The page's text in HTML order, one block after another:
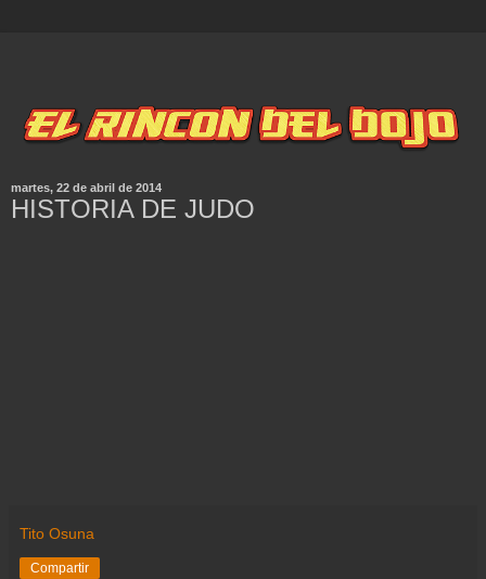
martes, 22 de abril de 2014
HISTORIA DE JUDO
Tito Osuna
Compartir